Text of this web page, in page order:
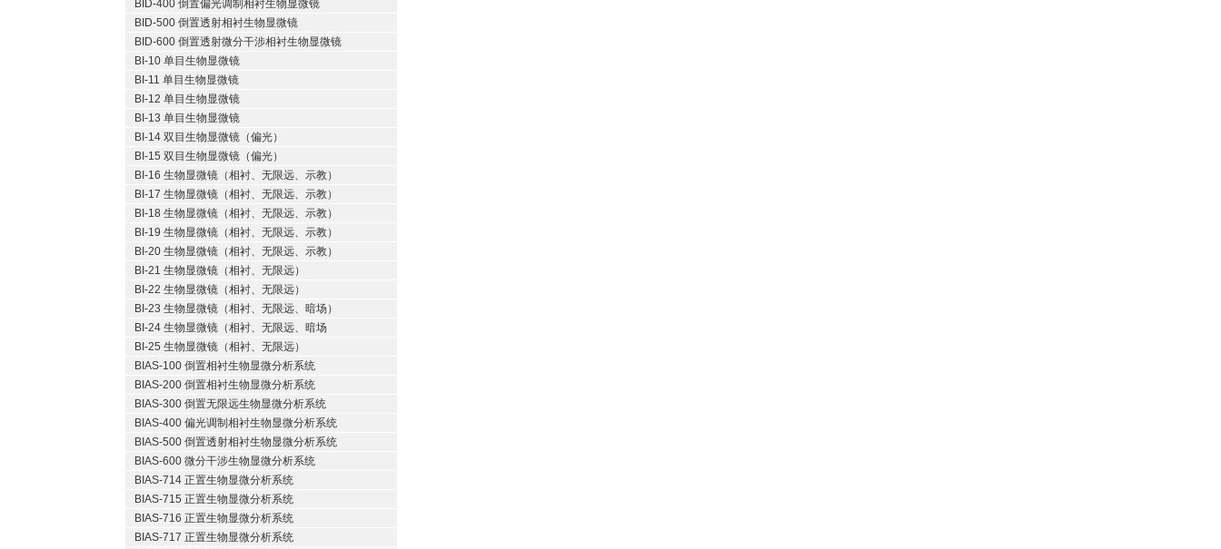
BID-400 倒置偏光调制相衬生物显微镜
BID-500 倒置透射相衬生物显微镜
BID-600 倒置透射微分干涉相衬生物显微镜
BI-10 单目生物显微镜
BI-11 单目生物显微镜
BI-12 单目生物显微镜
BI-13 单目生物显微镜
BI-14 双目生物显微镜（偏光）
BI-15 双目生物显微镜（偏光）
BI-16 生物显微镜（相衬、无限远、示教）
BI-17 生物显微镜（相衬、无限远、示教）
BI-18 生物显微镜（相衬、无限远、示教）
BI-19 生物显微镜（相衬、无限远、示教）
BI-20 生物显微镜（相衬、无限远、示教）
BI-21 生物显微镜（相衬、无限远）
BI-22 生物显微镜（相衬、无限远）
BI-23 生物显微镜（相衬、无限远、暗场）
BI-24 生物显微镜（相衬、无限远、暗场
BI-25 生物显微镜（相衬、无限远）
BIAS-100 倒置相衬生物显微分析系统
BIAS-200 倒置相衬生物显微分析系统
BIAS-300 倒置无限远生物显微分析系统
BIAS-400 偏光调制相衬生物显微分析系统
BIAS-500 倒置透射相衬生物显微分析系统
BIAS-600 微分干涉生物显微分析系统
BIAS-714 正置生物显微分析系统
BIAS-715 正置生物显微分析系统
BIAS-716 正置生物显微分析系统
BIAS-717 正置生物显微分析系统